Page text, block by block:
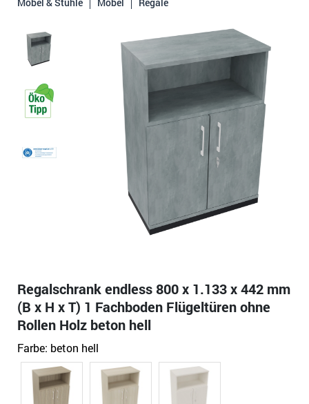
Regalschrank endless 800 x 1.133 x 442 mm
(B x H x T) 1 Fachboden Flügeltüren ohne
Rollen Holz beton hell
Farbe: beton hell